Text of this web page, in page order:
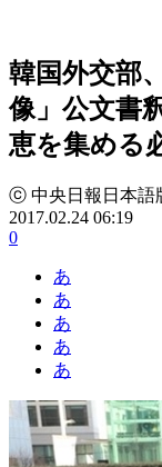
韓国外交部
像」公文書
恵を集める
ⓒ 中央日報日本語
2017.02.24 06:19
0
あ
あ
あ
あ
あ